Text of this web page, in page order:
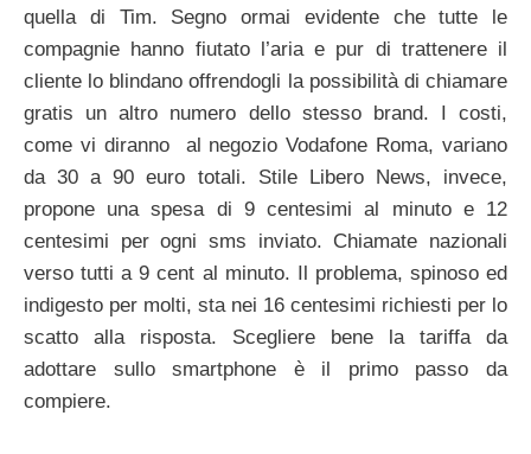
quella di Tim. Segno ormai evidente che tutte le
compagnie hanno fiutato l’aria e pur di trattenere il
cliente lo blindano offrendogli la possibilità di chiamare
gratis un altro numero dello stesso brand. I costi,
come vi diranno al negozio Vodafone Roma, variano
da 30 a 90 euro totali. Stile Libero News, invece,
propone una spesa di 9 centesimi al minuto e 12
centesimi per ogni sms inviato. Chiamate nazionali
verso tutti a 9 cent al minuto. Il problema, spinoso ed
indigesto per molti, sta nei 16 centesimi richiesti per lo
scatto alla risposta. Scegliere bene la tariffa da
adottare sullo smartphone è il primo passo da
compiere.